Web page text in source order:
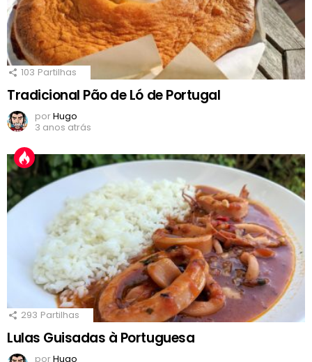
103 Partilhas
Tradicional Pão de Ló de Portugal
porHugo
3 anos atrás
293 Partilhas
Lulas Guisadas à Portuguesa
porHugo